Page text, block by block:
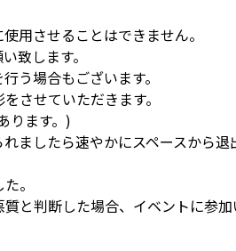
用させることはできません。
致します。
う場合もございます。
させていただきます。
ります。)
したら速やかにスペースから退
。
と判断した場合、イベントに参加